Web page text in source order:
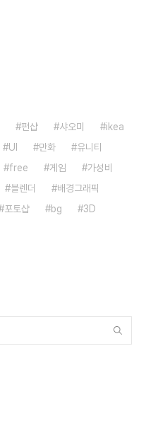
펀샵 샤오미
ikea
UI 만화
유니티
free 게임
가성비
블렌더
배경그래픽
포토샵 bg
3D